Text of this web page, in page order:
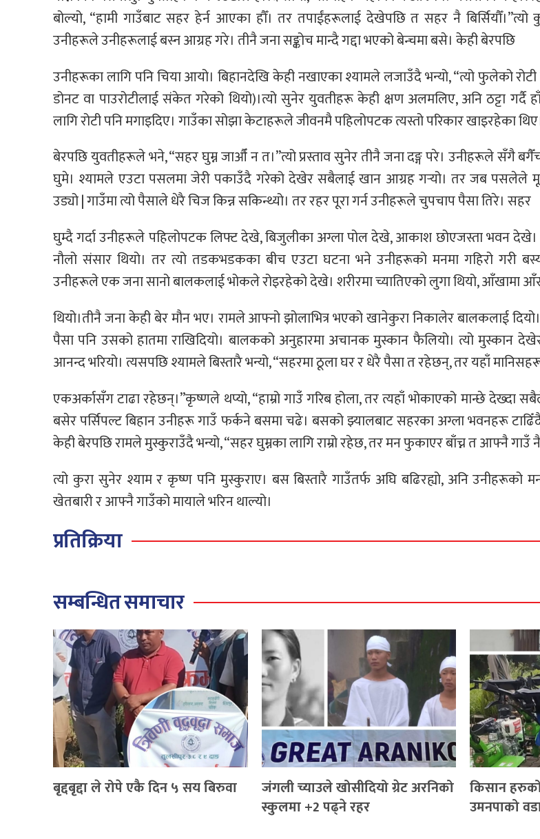
बोल्यो, “हामी गाउँबाट सहर हेर्न आएका हौँ। तर तपाईंहरूलाई देखेपछि त सहर नै
उनीहरूले उनीहरूलाई बस्न आग्रह गरे। तीनै जना सङ्कोच मान्दै गद्दा भएको बेन्चमा बसे। केही बेरपछि
उनीहरूका लागि पनि चिया आयो। बिहानदेखि केही नखाएका श्यामले लजाउँदै भन्यो, “त्यो फुलेको
डोनट वा पाउरोटीलाई संकेत गरेको थियो)।त्यो सुनेर युवतीहरू केही क्षण अलमलिए, अनि ठट्टा
लागि रोटी पनि मगाइदिए। गाउँका सोझा केटाहरूले जीवनमै पहिलोपटक त्यस्तो परिकार खाइरहेका
बेरपछि युवतीहरूले भने, “सहर घुम्न जाऔँ न त।”त्यो प्रस्ताव सुनेर तीनै जना दङ्ग परे। उनीहरूले सँगै
घुमे। श्यामले एउटा पसलमा जेरी पकाउँदै गरेको देखेर सबैलाई खान आग्रह गर्‍यो। तर जब पसलेले
उड्यो | गाउँमा त्यो पैसाले धेरै चिज किन्न सकिन्थ्यो। तर रहर पूरा गर्न उनीहरूले चुपचाप पैसा तिरे। सहर
घुम्दै गर्दा उनीहरूले पहिलोपटक लिफ्ट देखे, बिजुलीका अग्ला पोल देखे, आकाश छोएजस्ता भवन
नौलो संसार थियो। तर त्यो तडकभडकका बीच एउटा घटना भने उनीहरूको मनमा गहिरो गरी
उनीहरूले एक जना सानो बालकलाई भोकले रोइरहेको देखे। शरीरमा च्यातिएको लुगा थियो, आँखामा
थियो।तीनै जना केही बेर मौन भए। रामले आफ्नो झोलाभित्र भएको खानेकुरा निकालेर बालकलाई
पैसा पनि उसको हातमा राखिदियो। बालकको अनुहारमा अचानक मुस्कान फैलियो। त्यो मुस्कान
आनन्द भरियो। त्यसपछि श्यामले बिस्तारै भन्यो, “सहरमा ठूला घर र धेरै पैसा त रहेछन्, तर यहाँ
एकअर्कासँग टाढा रहेछन्।”कृष्णले थप्यो, “हाम्रो गाउँ गरिब होला, तर त्यहाँ भोकाएको मान्छे देख्दा
बसेर पर्सिपल्ट बिहान उनीहरू गाउँ फर्कने बसमा चढे। बसको झ्यालबाट सहरका अग्ला भवनहरू
केही बेरपछि रामले मुस्कुराउँदै भन्यो, “सहर घुम्नका लागि राम्रो रहेछ, तर मन फुकाएर बाँच्न त आफ्नै गाउँ नै
त्यो कुरा सुनेर श्याम र कृष्ण पनि मुस्कुराए। बस बिस्तारै गाउँतर्फ अघि बढिरह्यो, अनि
खेतबारी र आफ्नै गाउँको मायाले भरिन थाल्यो।
प्रतिक्रिया
सम्बन्धित समाचार
बृद्दबृद्दा ले रोपे एकै दिन ५ सय बिरुवा
जंगली च्याउले खोसीदियो ग्रेट अरनिको
स्कुलमा +2 पढ्ने रहर
किसान
उमनपाको